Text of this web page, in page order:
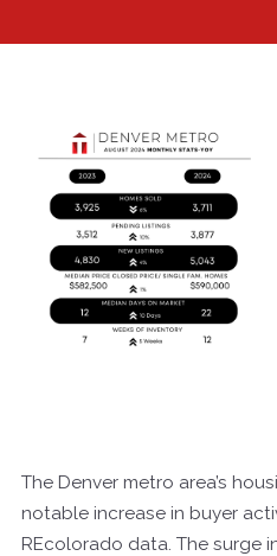
The Denver metro area’s
notable increase in buyer
REcolorado data. The surge